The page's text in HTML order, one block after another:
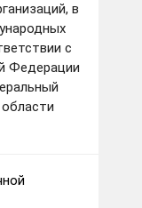
в
с
Федерации